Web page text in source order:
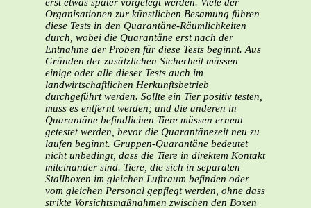
erst etwas später vorgelegt werden. Viele der
Organisationen zur künstlichen Besamung führen
diese Tests in den Quarantäne-Räumlichkeiten
durch, wobei die Quarantäne erst nach der
Entnahme der Proben für diese Tests beginnt. Aus
Gründen der zusätzlichen Sicherheit müssen
einige oder alle dieser Tests auch im
landwirtschaftlichen Herkunftsbetrieb
durchgeführt werden. Sollte ein Tier positiv testen,
muss es entfernt werden; und die anderen in
Quarantäne befindlichen Tiere müssen erneut
getestet werden, bevor die Quarantänezeit neu zu
laufen beginnt. Gruppen-Quarantäne bedeutet
nicht unbedingt, dass die Tiere in direktem Kontakt
miteinander sind. Tiere, die sich in separaten
Stallboxen im gleichen Luftraum befinden oder
vom gleichen Personal gepflegt werden, ohne dass
strikte Vorsichtsmaßnahmen zwischen den Boxen